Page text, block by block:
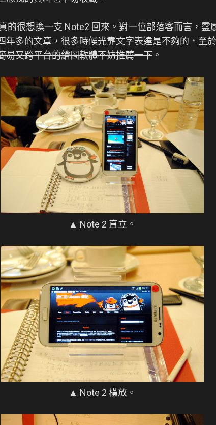
的很想換一支 Note2 回來。對一位部落客而言，靈
年多的文章，很多時候光靠文字表達是不夠的，至
易又跨平台的繪圖軟體不妨推薦一下 。
▲ Note 2 直立。
▲ Note 2 橫放。